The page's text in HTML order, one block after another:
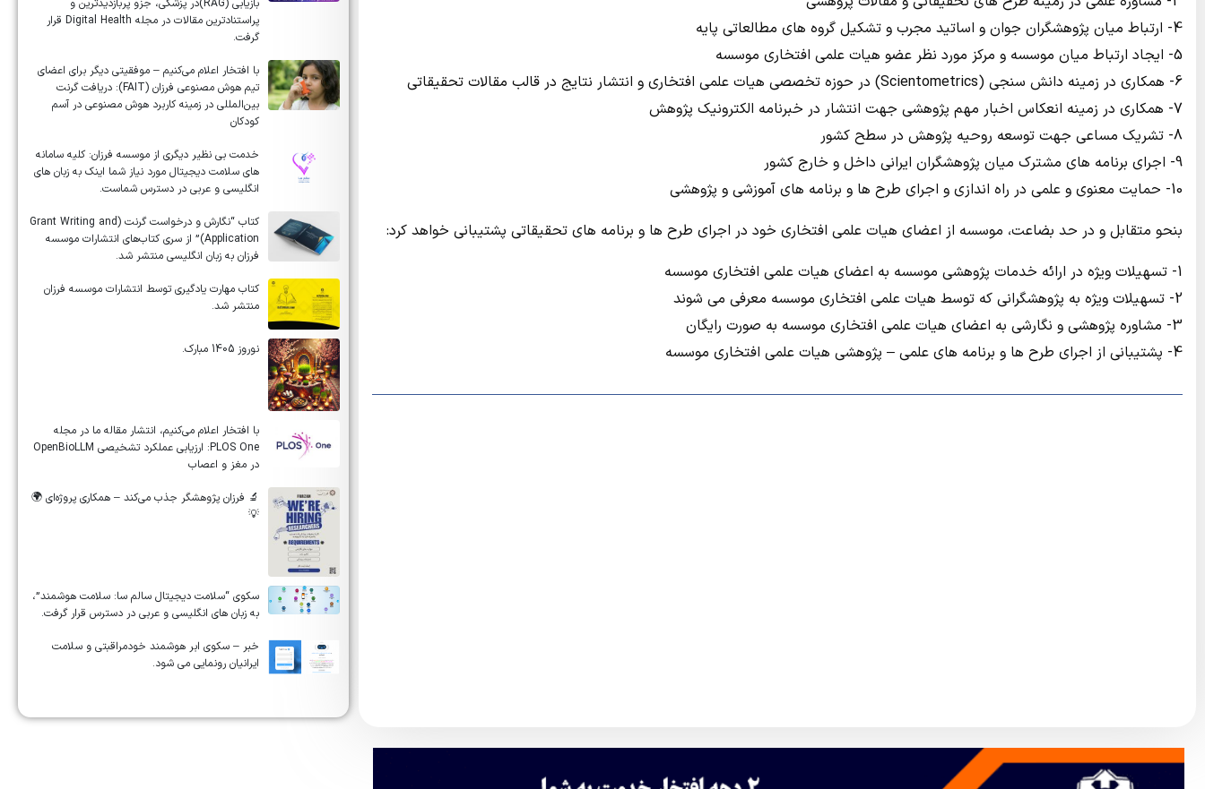
4- ارتباط ميان پژوهشگران جوان و اساتيد مجرب و تشكيل گروه هاي مطالعاتي پايه
5- ايجاد ارتباط ميان موسسه و مركز مورد نظر عضو هيات علمي افتخاري موسسه
6- همكاري در زمينه دانش سنجي (Scientometrics) در حوزه تخصصي هيات علمي افتخاري و انتشار نتايج در قالب مقالات تحقيقاتي
7- همكاري در زمينه انعكاس اخبار مهم پژوهشي جهت انتشار در خبرنامه الكترونيك پژوهش
8- تشريك مساعي جهت توسعه روحيه پژوهش در سطح كشور
9- اجراي برنامه هاي مشترك ميان پژوهشگران ايراني داخل و خارج كشور
10- حمايت معنوي و علمي در راه اندازي و اجراي طرح ها و برنامه هاي آموزشي و پژوهشي
بنحو متقابل و در حد بضاعت، موسسه از اعضاي هيات علمي افتخاري خود در اجراي طرح ها و برنامه هاي تحقيقاتي پشتيباني خواهد کرد:
1- تسهيلات ويژه در ارائه خدمات پژوهشي موسسه به اعضاي هيات علمي افتخاري موسسه
2- تسهيلات ويژه به پژوهشگراني كه توسط هيات علمي افتخاري موسسه معرفي مي شوند
3- مشاوره پژوهشي و نگارشي به اعضاي هيات علمي افتخاري موسسه به صورت رايگان
4- پشتيباني از اجراي طرح ها و برنامه هاي علمي – پژوهشي هيات علمي افتخاري موسسه
بازیابی (RAG)در پزشکی، جزو پربازدیدترین و
پراستنادترین مقالات در مجله Digital Health قرار
گرفت.
با افتخار اعلام می‌کنیم – موفقیتی دیگر برای اعضای
تیم هوش مصنوعی فرزان (FAIT): دریافت گرنت
بین‌المللی در زمینه کاربرد هوش مصنوعی در آسم
کودکان
خدمت بی نظیر دیگری از موسسه فرزان: کلیه سامانه
های سلامت دیجیتال مورد نیاز شما اینک به زبان های
انگلیسی و عربی در دسترس شماست.
کتاب “نگارش و درخواست گرنت (Grant Writing and
Application)” از سری کتاب‌های انتشارات موسسه
فرزان به زبان انگلیسی منتشر شد.
کتاب مهارت یادگیری توسط انتشارات موسسه فرزان
منتشر شد.
نوروز 1405 مبارک.
‏‏‏با افتخار اعلام می‌کنیم، انتشار مقاله ما در مجله
‎PLOS One‎: ارزیابی عملکرد تشخیصی ‎OpenBioLLM‎
در مغز و اعصاب
🔬 فرزان پژوهشگر جذب می‌کند – همکاری پروژه‌ای 🌍
💡
سکوی “سلامت دیجیتال سالم سا: سلامت هوشمند”،
به زبان های انگلیسی و عربی در دسترس قرار گرفت.
خبر – سکوی ابر هوشمند خودمراقبتی و سلامت
ایرانیان رونمایی می شود.